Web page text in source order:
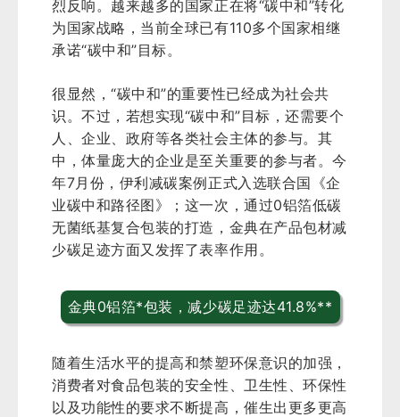
烈反响。越来越多的国家正在将“碳中和”转化
为国家战略，当前全球已有110多个国家相继
承诺“碳中和”目标。
很显然，“碳中和”的重要性已经成为社会共
识。不过，若想实现“碳中和”目标，还需要个
人、企业、政府等各类社会主体的参与。其
中，体量庞大的企业是至关重要的参与者。今
年7月份，伊利减碳案例正式入选联合国《企
业碳中和路径图》；这一次，通过0铝箔低碳
无菌纸基复合包装的打造，金典在产品包材减
少碳足迹方面又发挥了表率作用。
金典0铝箔*包装，减少碳足迹达41.8%**
随着生活水平的提高和禁塑环保意识的加强，
消费者对食品包装的安全性、卫生性、环保性
以及功能性的要求不断提高，催生出更多更高